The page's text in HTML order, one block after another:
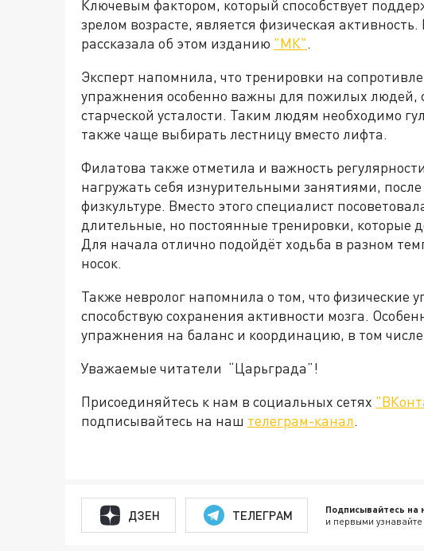
Ключевым фактором, который способствует
зрелом возрасте, является физическая
рассказала об этом изданию "МК".
Эксперт напомнила, что тренировки на
упражнения особенно важны для пожилых людей,
старческой усталости. Таким людям необходимо
также чаще выбирать лестницу вместо лифта.
Филатова также отметила и важность
нагружать себя изнурительными занятиями,
физкультуре. Вместо этого специалист
длительные, но постоянные тренировки, которые
Для начала отлично подойдёт ходьба в разном
носок.
Также невролог напомнила о том, что физические
способствую сохранения активности мозга.
упражнения на баланс и координацию, в том
Уважаемые читатели “Царьграда”!
Присоединяйтесь к нам в социальных сетях
подписывайтесь на наш телеграм-канал.
ДЗЕН ТЕЛЕГРАМ Подписывайтесь на
и первыми